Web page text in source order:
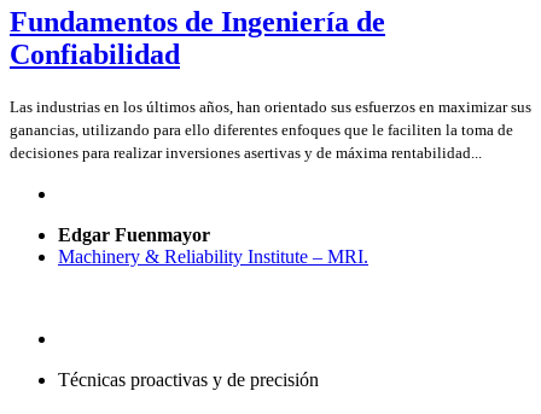
Fundamentos de Ingeniería de
Confiabilidad
Las industrias en los últimos años, han orientado sus esfuerzos en maximizar sus
ganancias, utilizando para ello diferentes enfoques que le faciliten la toma de
decisiones para realizar inversiones asertivas y de máxima rentabilidad...
Edgar Fuenmayor
Machinery & Reliability Institute – MRI.
Técnicas proactivas y de precisión